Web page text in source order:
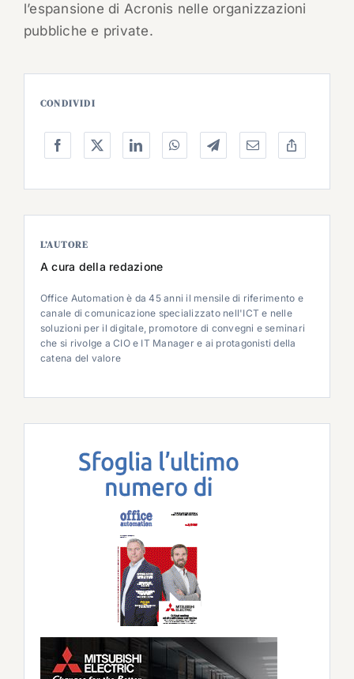
l’espansione di Acronis nelle organizzazioni
pubbliche e private.
CONDIVIDI
L’AUTORE
A cura della redazione
Office Automation è da 45 anni il mensile di riferimento e
canale di comunicazione specializzato nell'ICT e nelle
soluzioni per il digitale, promotore di convegni e seminari
che si rivolge a CIO e IT Manager e ai protagonisti della
catena del valore